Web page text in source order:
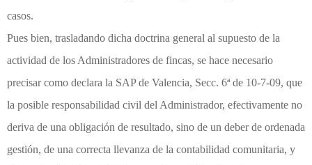
casos.
Pues bien, trasladando dicha doctrina general al supuesto de la
actividad de los Administradores de fincas, se hace necesario
precisar como declara la SAP de Valencia, Secc. 6ª de 10-7-09, que
la posible responsabilidad civil del Administrador, efectivamente no
deriva de una obligación de resultado, sino de un deber de ordenada
gestión, de una correcta llevanza de la contabilidad comunitaria, y